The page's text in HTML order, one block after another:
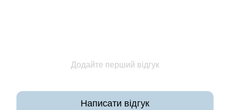
Додайте перший відгук
Написати відгук